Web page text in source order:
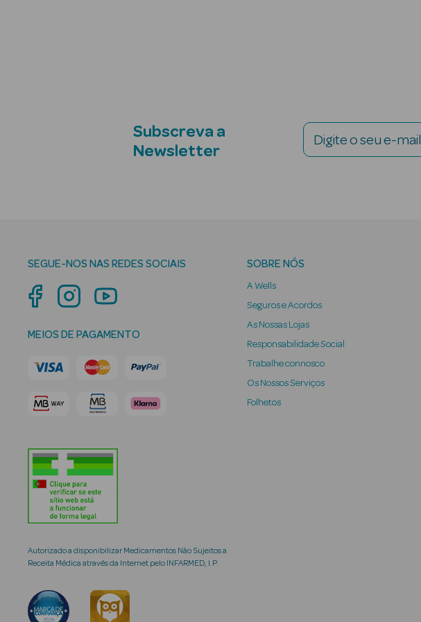
Subscreva a
Newsletter
Digite o seu e-mail
SEGUE-NOS NAS REDES SOCIAIS
MEIOS DE PAGAMENTO
Autorizado a disponibilizar Medicamentos Não Sujeitos a
Receita Médica através da Internet pelo INFARMED, I.P.
SOBRE NÓS
A Wells
Seguros e Acordos
As Nossas Lojas
Responsabilidade Social
Trabalhe connosco
Os Nossos Serviços
Folhetos